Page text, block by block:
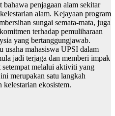
penjagaan alam sekitar
alam. Kejayaan program
sungai semata-mata, juga
terhadap pemuliharaan
yang bertanggungjawab.
usaha mahasiswa UPSI dalam
jadi terjaga dan memberi impak
melalui aktiviti yang
merupakan satu langkah
ekosistem.